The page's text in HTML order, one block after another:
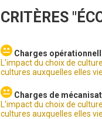
CRITÈRES
Charges
L'impact du choix de
cultures auxquelles elles
Charges de
L'impact du choix de
cultures auxquelles elles